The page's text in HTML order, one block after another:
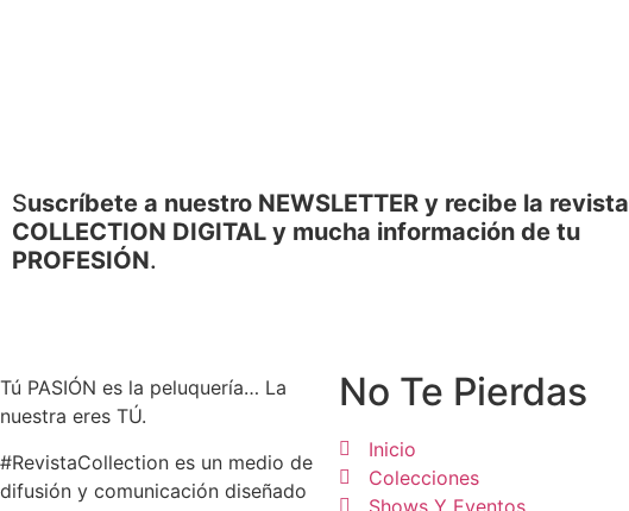
Suscríbete a nuestro NEWSLETTER y recibe la revista
COLLECTION DIGITAL y mucha información de tu
PROFESIÓN.
Tú PASIÓN es la peluquería… La
nuestra eres TÚ.
#RevistaCollection es un medio de
difusión y comunicación diseñado
No Te Pierdas
Inicio
Colecciones